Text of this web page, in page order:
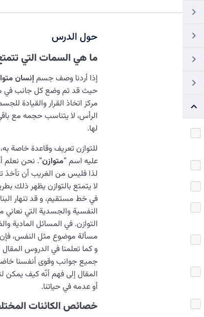
حول الدرس
ما هي السمات التي
إذا أردنا وصف جسمإنسان
حيث قد تم وضع كل جانب في
مركز اتخاذ القرار والقيادة
الرأس، لا يتناسب حجمه مع
لها.
للتوازن تعريف وقاعدة خاصة
عليه اسم “متوازن“. نحن نعلم
لذا فليس من الغريب أن نأخذ
لا يتمتع بالتوازن يظهر ذلك
في خط مستقيم، و قد تنهار
النفسية والجسدية التي
التوازن. في المسائل المادية
مسألة موضوع مثل النفس، فإن
و كما تعلمنا في الدروس
جميع جوانب وقوى أنفسنا
المقال إلى فهم أنّه كيف يمكن
أو عدمه في حياتنا.
خصائص الكائنات